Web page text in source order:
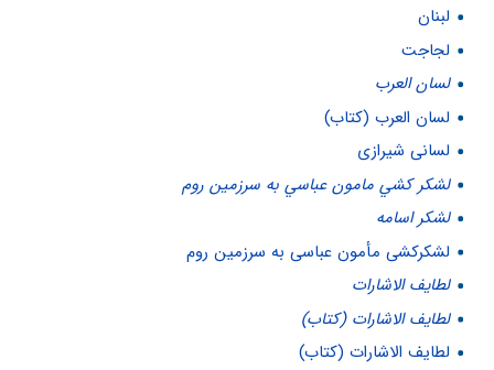
لبنان
لجاجت
لسان العرب
لسان العرب (کتاب)
لسانی شیرازی
لشكر كشي مامون عباسي به سرزمين روم
لشکر اسامه
لشکرکشی مأمون عباسی به سرزمین روم
لطايف الاشارات
لطايف الاشارات (کتاب)
لطایف الاشارات (کتاب)